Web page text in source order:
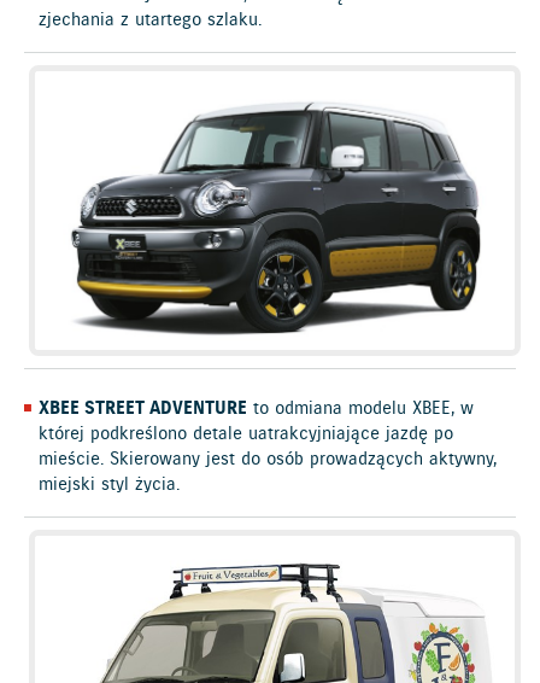
zjechania z utartego szlaku.
XBEE STREET ADVENTURE to odmiana modelu XBEE, w
której podkreślono detale uatrakcyjniające jazdę po
mieście. Skierowany jest do osób prowadzących aktywny,
miejski styl życia.